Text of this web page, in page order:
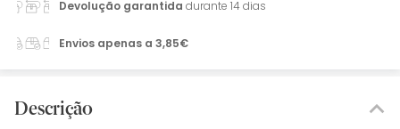
Devolução garantida durante 14 dias
Envios apenas a 3,85€
Descrição